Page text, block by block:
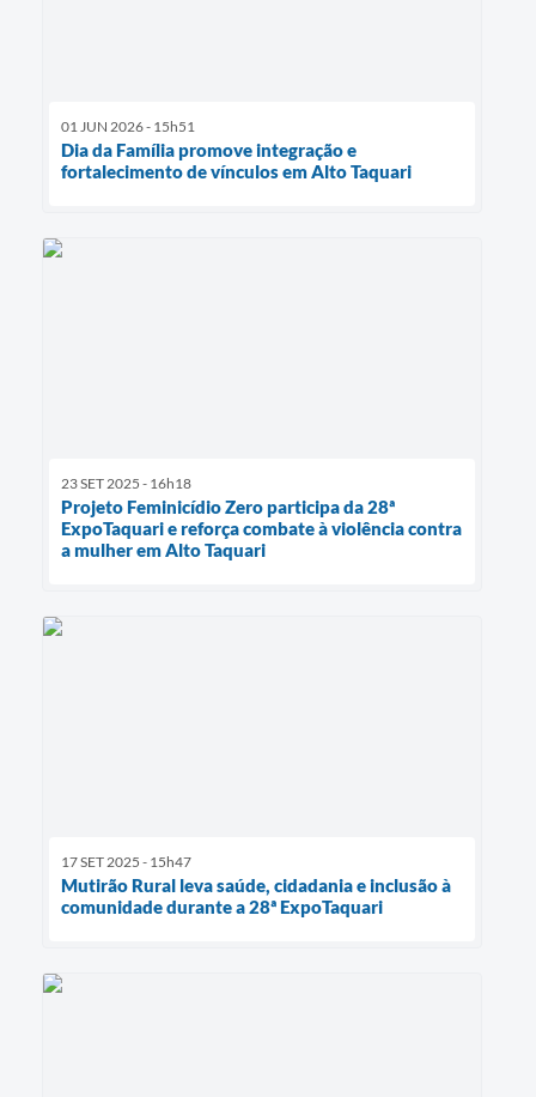
01 JUN 2026 - 15h51
Dia da Família promove integração e
fortalecimento de vínculos em Alto Taquari
23 SET 2025 - 16h18
Projeto Feminicídio Zero participa da 28ª
ExpoTaquari e reforça combate à violência contra
a mulher em Alto Taquari
17 SET 2025 - 15h47
Mutirão Rural leva saúde, cidadania e inclusão à
comunidade durante a 28ª ExpoTaquari